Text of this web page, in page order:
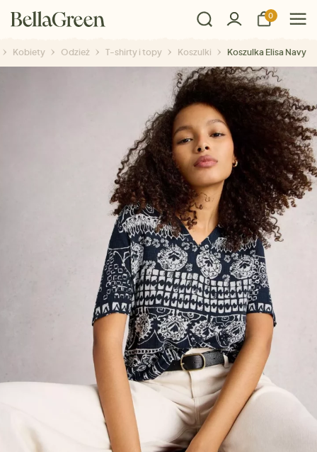
0
Kobiety Odzież T-shirty i topy Koszulki Koszulka Elisa Navy